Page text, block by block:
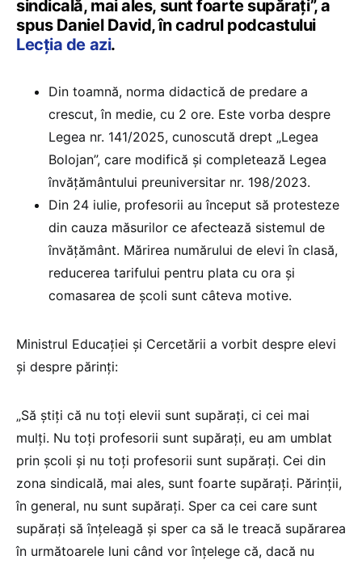
sindicală, mai ales, sunt foarte supărați”, a
spus Daniel David, în cadrul podcastului
Lecția de azi.
Din toamnă, norma didactică de predare a
crescut, în medie, cu 2 ore. Este vorba despre
Legea nr. 141/2025, cunoscută drept „Legea
Bolojan”, care modifică și completează Legea
învățământului preuniversitar nr. 198/2023.
Din 24 iulie, profesorii au început să protesteze
din cauza măsurilor ce afectează sistemul de
învățământ. Mărirea numărului de elevi în clasă,
reducerea tarifului pentru plata cu ora și
comasarea de școli sunt câteva motive.
Ministrul Educației și Cercetării a vorbit despre elevi
și despre părinți:
„Să știți că nu toți elevii sunt supărați, ci cei mai
mulți. Nu toți profesorii sunt supărați, eu am umblat
prin școli și nu toți profesorii sunt supărați. Cei din
zona sindicală, mai ales, sunt foarte supărați. Părinții,
în general, nu sunt supărați. Sper ca cei care sunt
supărați să înțeleagă și sper ca să le treacă supărarea
în următoarele luni când vor înțelege că, dacă nu